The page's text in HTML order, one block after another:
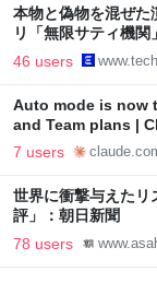
本物と偽物を混ぜた
リ「無限サティ機
（CloseBox） | テ
46 users
Auto mode is now
and Team plans |
7 users
世界に衝撃与えた
評」：朝日新聞
78 users